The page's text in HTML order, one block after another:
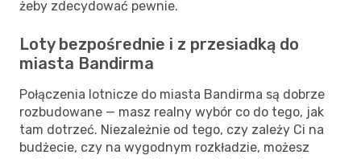
żeby zdecydować pewnie.
Loty bezpośrednie i z przesiadką do
miasta Bandirma
Połączenia lotnicze do miasta Bandirma są dobrze
rozbudowane — masz realny wybór co do tego, jak
tam dotrzeć. Niezależnie od tego, czy zależy Ci na
budżecie, czy na wygodnym rozkładzie, możesz